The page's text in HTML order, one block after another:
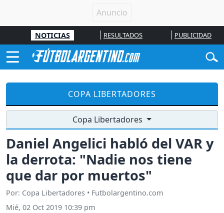
NOTICIAS RESULTADOS PUBLICIDAD
COPA LIBERTADORES
Copa Libertadores
Daniel Angelici habló del VAR y
la derrota: "Nadie nos tiene
que dar por muertos"
Por: Copa Libertadores • Futbolargentino.com
Mié, 02 Oct 2019 10:39 pm